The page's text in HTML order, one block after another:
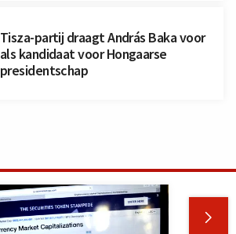
Tisza-partij draagt András Baka voor
als kandidaat voor Hongaarse
presidentschap
